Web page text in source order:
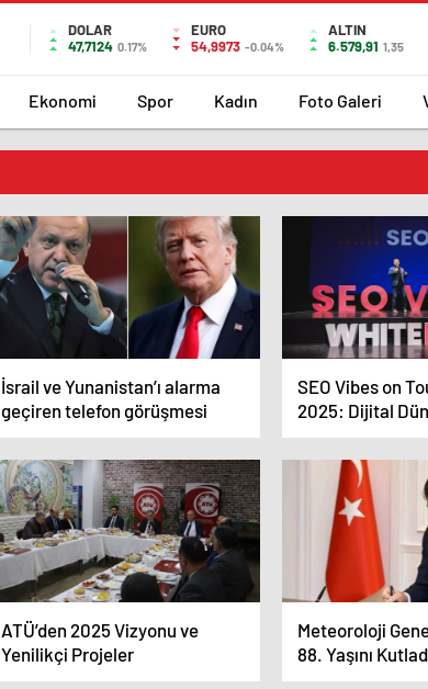
DOLAR
47,7124 0.17%
EURO
54,9973 -0.04%
ALTIN
6.579,91 1,35
Ekonomi Spor Kadın Foto Galeri
İsrail ve Yunanistan’ı alarma
geçiren telefon görüşmesi
SEO Vibes on
2025: Dijital
Tutan Etkinlik
ATÜ’den 2025 Vizyonu ve
Yenilikçi Projeler
Meteoroloji
88. Yaşını